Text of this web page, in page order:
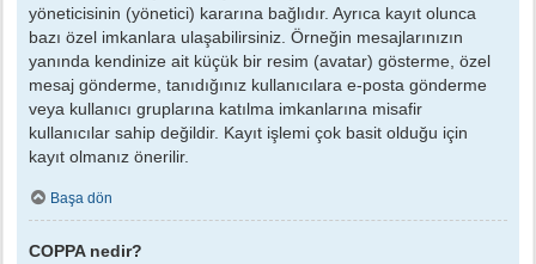
yöneticisinin (yönetici) kararına bağlıdır. Ayrıca kayıt olunca
bazı özel imkanlara ulaşabilirsiniz. Örneğin mesajlarınızın
yanında kendinize ait küçük bir resim (avatar) gösterme, özel
mesaj gönderme, tanıdığınız kullanıcılara e-posta gönderme
veya kullanıcı gruplarına katılma imkanlarına misafir
kullanıcılar sahip değildir. Kayıt işlemi çok basit olduğu için
kayıt olmanız önerilir.
Başa dön
COPPA nedir?